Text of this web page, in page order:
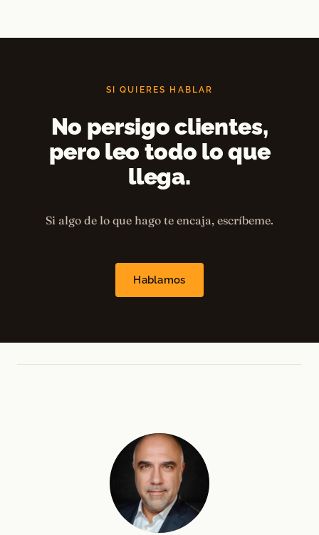
SI QUIERES HABLAR
No persigo clientes,
pero leo todo lo que
llega.
Si algo de lo que hago te encaja, escríbeme.
Hablamos